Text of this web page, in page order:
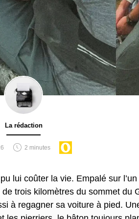
L’occasion de remettre les pieds à
autant perdre de vue leur projet : le
en 2022, avec, dans le porte-bébé,
grande randonnée, qu’ils
chargé d’enseigner les tables de
La rédaction
2 minutes
trois kilomètres du sommet du
à regagner sa voiture à pied.